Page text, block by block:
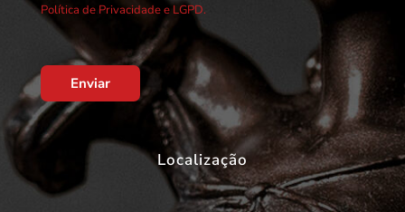
Política de Privacidade e LGPD.
Enviar
Localização